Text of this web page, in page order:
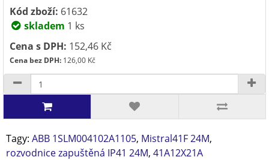
Kód zboží: 61632
skladem 1 ks
Cena s DPH: 152,46 Kč
Cena bez DPH: 126,00 Kč
Tagy: ABB 1SLM004102A1105, Mistral41F 24M,
rozvodnice zapuštěná IP41 24M, 41A12X21A